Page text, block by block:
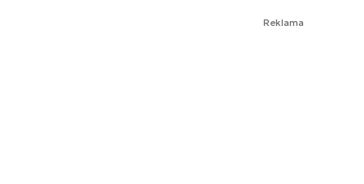
Reklama